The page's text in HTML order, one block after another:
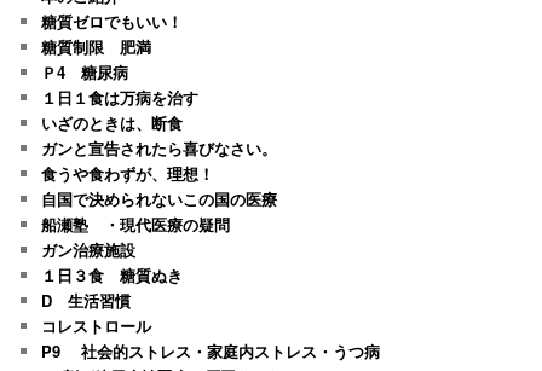
糖質ゼロでもいい！
糖質制限 肥満
Ｐ4 糖尿病
１日１食は万病を治す
いざのときは、断食
ガンと宣告されたら喜びなさい。
食うや食わずが、理想！
自国で決められないこの国の医療
船瀬塾 ・現代医療の疑問
ガン治療施設
１日３食 糖質ぬき
D 生活習慣
コレストロール
P9 社会的ストレス・家庭内ストレス・うつ病